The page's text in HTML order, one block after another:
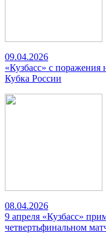
09.04.2026
«Кузбасс» с поражения
Кубка России
08.04.2026
9 апреля «Кузбасс»
четвертьфинальном